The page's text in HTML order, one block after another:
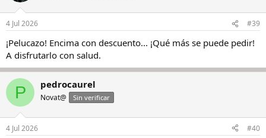
e
:
4 Jul 2026 #39
¡Pelucazo! Encima con descuento... ¡Qué más se puede pedir!
A disfrutarlo con salud.
P pedrocaurel
Novat@ Sin verificar
4 Jul 2026 #40